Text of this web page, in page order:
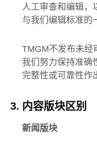
人工审查和编辑，
与我们编辑标准的
TMGM不发布未经
我们努力保持准确
完整性或可靠性作
内容版块区别
新闻版块